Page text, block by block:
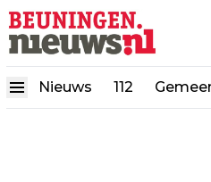
Nieuws 112